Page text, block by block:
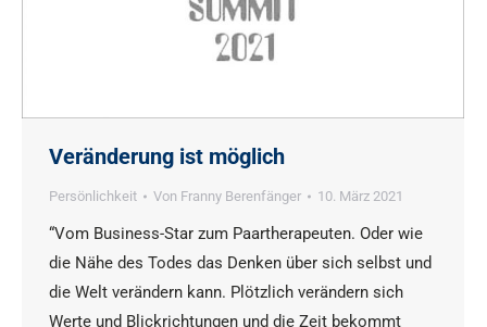
Veränderung ist möglich
Persönlichkeit Von Franny Berenfänger 10. März 2021
“Vom Business-Star zum Paartherapeuten. Oder wie
die Nähe des Todes das Denken über sich selbst und
die Welt verändern kann. Plötzlich verändern sich
Werte und Blickrichtungen und die Zeit bekommt